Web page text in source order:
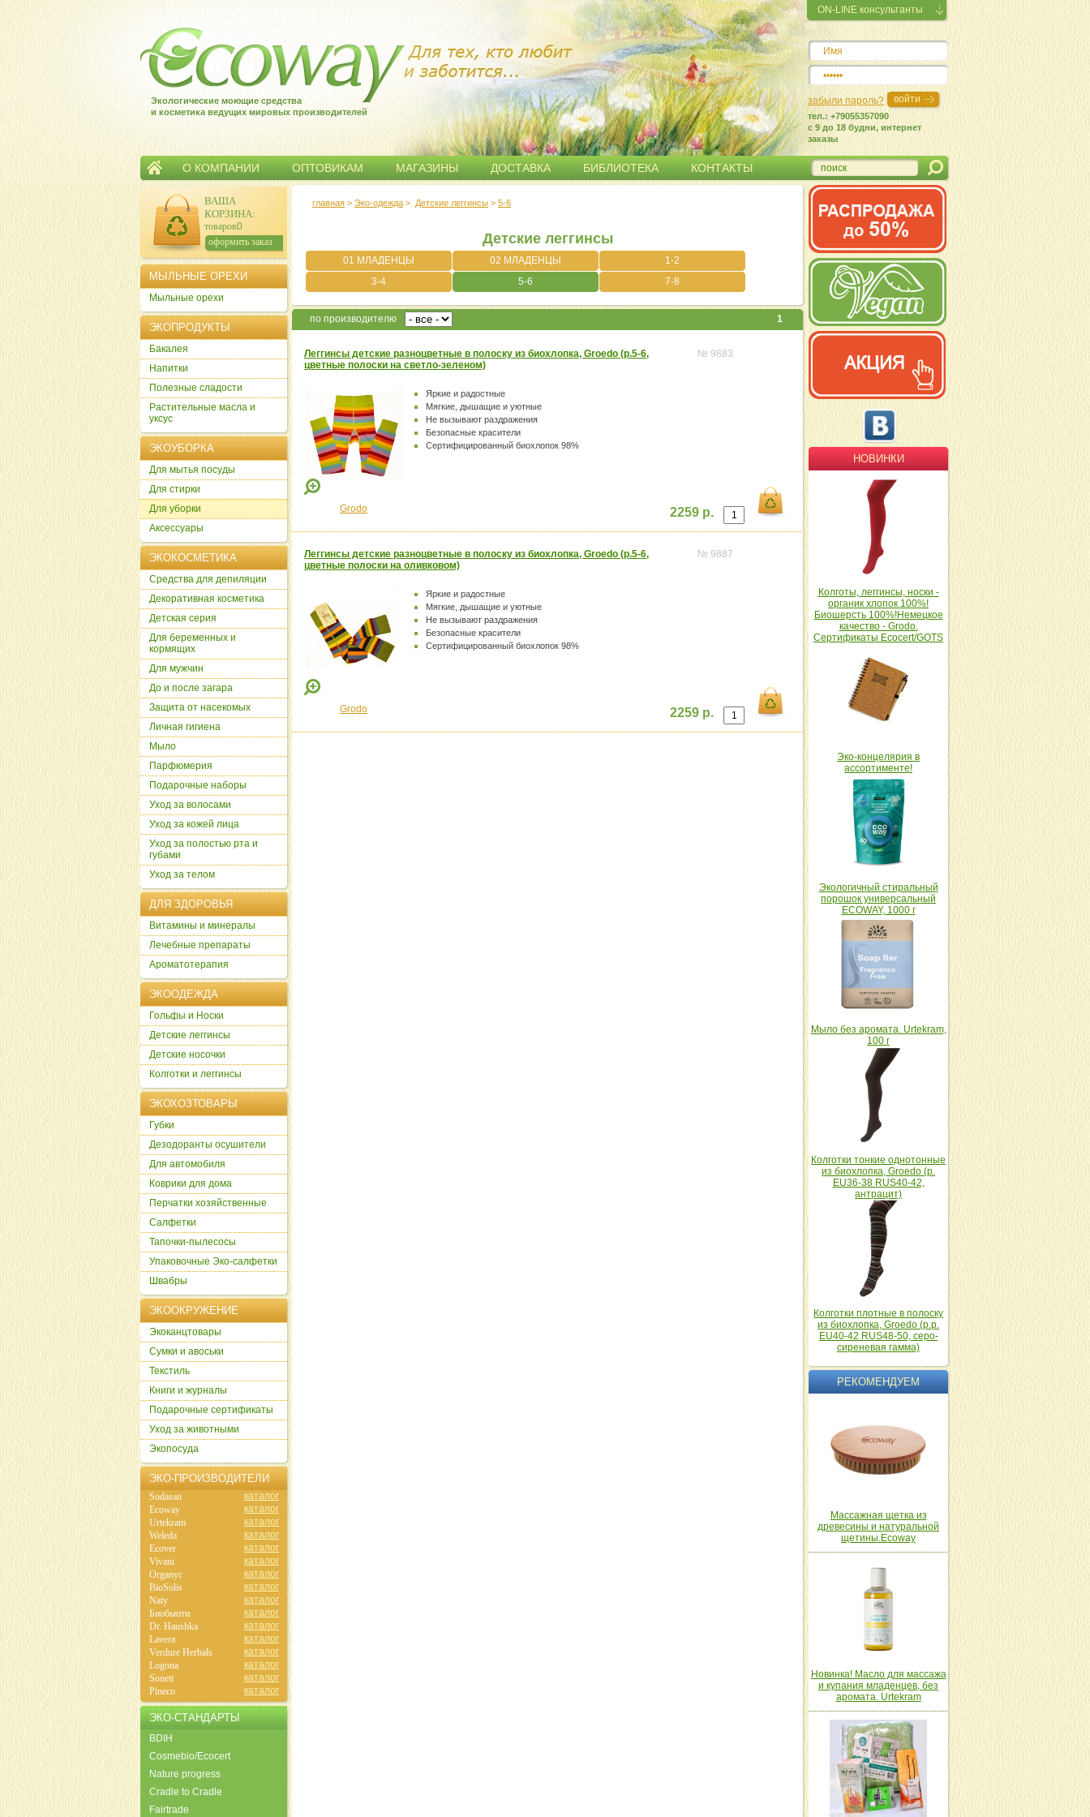
Экологические моющие средства
и косметика ведущих мировых производителей
О КОМПАНИИ ОПТОВИКАМ МАГАЗИНЫ ДОСТАВКА БИБЛИОТЕКА КОНТАКТЫ
ON-LINE консультанты
забыли пароль?
тел.: +79055357090
c 9 до 18 будни, интернет
заказы
главная > Эко-одежда > Детские леггинсы > 5-6
Детские леггинсы
01 МЛАДЕНЦЫ 02 МЛАДЕНЦЫ
1-2
3-4
5-6 7-8
по производителю 1
Леггинсы детские разноцветные в полоску из биохлопка, Groedo (р.5-6,
цветные полоски на светло-зеленом)
№ 9883
Яркие и радостные
Мягкие, дышащие и уютные
Не вызывают раздражения
Безопасные красители
Сертифицированный биохлопок 98%
Grodo 2259 р.
Леггинсы детские разноцветные в полоску из биохлопка, Groedo (р.5-6,
цветные полоски на оливковом)
№ 9887
Яркие и радостные
Мягкие, дышащие и уютные
Не вызывают раздражения
Безопасные красители
Сертифицированный биохлопок 98%
Grodo 2259 р.
ВАША
КОРЗИНА:
товаров:0
сумма: 0р.
оформить заказ
МЫЛЬНЫЕ ОРЕХИ
Мыльные орехи
ЭКОПРОДУКТЫ
Бакалея
Напитки
Полезные сладости
Растительные масла и
уксус
ЭКОУБОРКА
Для мытья посуды
Для стирки
Для уборки
Аксессуары
ЭКОКОСМЕТИКА
Cредства для депиляции
Декоративная косметика
Детская серия
Для беременных и
кормящих
Для мужчин
До и после загара
Защита от насекомых
Личная гигиена
Мыло
Парфюмерия
Подарочные наборы
Уход за волосами
Уход за кожей лица
Уход за полостью рта и
губами
Уход за телом
ДЛЯ ЗДОРОВЬЯ
Витамины и минералы
Лечебные препараты
Ароматотерапия
ЭКООДЕЖДА
Гольфы и Носки
Детские леггинсы
Детские носочки
Колготки и леггинсы
ЭКОХОЗТОВАРЫ
Губки
Дезодоранты осушители
Для автомобиля
Коврики для дома
Перчатки хозяйственные
Салфетки
Тапочки-пылесосы
Упаковочные Эко-салфетки
Швабры
ЭКООКРУЖЕНИЕ
Экоканцтовары
Сумки и авоськи
Текстиль
Книги и журналы
Подарочные сертификаты
Уход за животными
Экопосуда
ЭКО-ПРОИЗВОДИТЕЛИ
Sodasan
каталог
Ecoway
каталог
Urtekram
каталог
Weleda
каталог
Ecover
каталог
Vivani
каталог
Organyc
каталог
BioSolis
каталог
Naty
каталог
Биобьюти
каталог
Dr. Haushka
каталог
Lavera
каталог
Verdure Herbals
каталог
Logona
каталог
Sonett
каталог
Pineco
каталог
ЭКО-СТАНДАРТЫ
BDIH
Cosmebio/Ecocert
Nature progress
Cradle to Cradle
Fairtrade
НОВИНКИ
Колготы, леггинсы, носки -
органик хлопок 100%!
Биошерсть 100%!Немецкое
качество - Grodo.
Сертификаты Ecocert/GOTS
Эко-концелярия в
ассортименте!
Экологичный стиральный
порошок универсальный
ECOWAY, 1000 г
Мыло без аромата. Urtekram,
100 г
Колготки тонкие однотонные
из биохлопка, Groedo (р.
EU36-38 RUS40-42,
антрацит)
Колготки плотные в полоску
из биохлопка, Groedo (р.р.
EU40-42 RUS48-50, серо-
сиреневая гамма)
РЕКОМЕНДУЕМ
Массажная щетка из
древесины и натуральной
щетины.Ecoway
Новинка! Масло для массажа
и купания младенцев, без
аромата. Urtekram